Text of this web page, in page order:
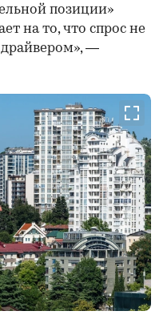
позиции»
на то, что спрос не
—